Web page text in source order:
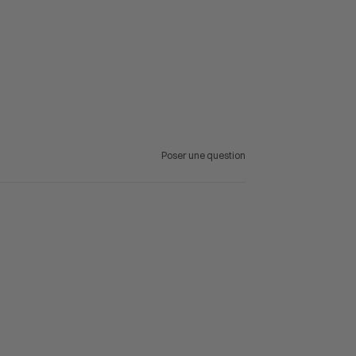
Poser une question